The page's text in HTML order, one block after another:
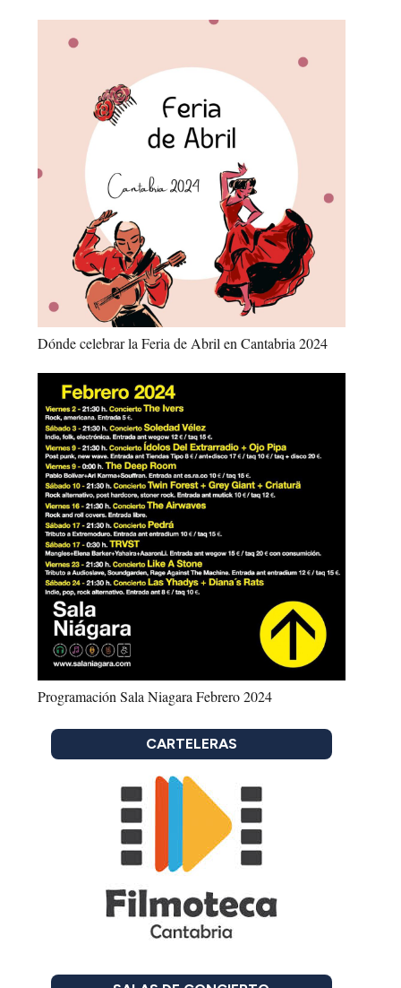
Dónde celebrar la Feria de Abril en Cantabria 2024
Programación Sala Niagara Febrero 2024
CARTELERAS